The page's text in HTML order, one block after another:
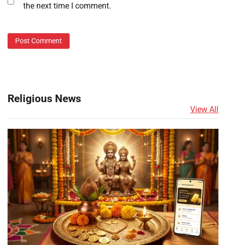
the next time I comment.
Religious News
View All